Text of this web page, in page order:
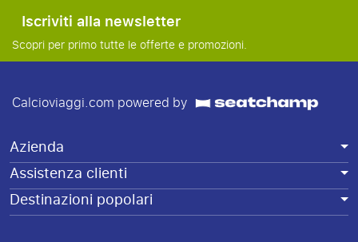
Iscriviti alla newsletter
Scopri per primo tutte le offerte e promozioni.
Calcioviaggi.com powered by
Azienda
Assistenza clienti
Destinazioni popolari